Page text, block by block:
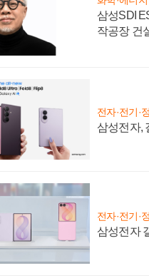
삼성SDI
작공장 건
전자·전기·
삼성전자,
전자·전기·
삼성전자